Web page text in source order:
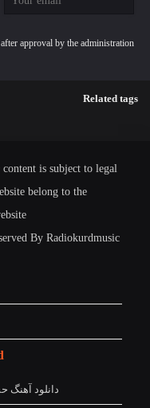
approval by the administration
Related tags
is subject to legal
belong to the
By Radiokurdmusic
دانلود آهنگ